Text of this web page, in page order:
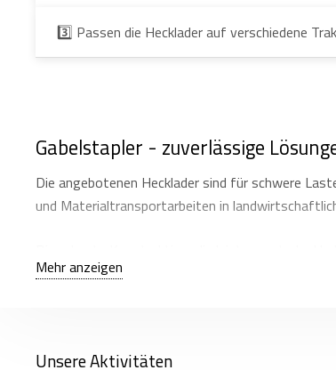
3️⃣ Passen die Hecklader auf verschiedene
Gabelstapler - zuverlässige
Die angebotenen Hecklader sind für schwere
und Materialtransportarbeiten in
Ihre einfache Installation gewährleistet eine
Mehr anzeigen
Unsere Aktivitäten